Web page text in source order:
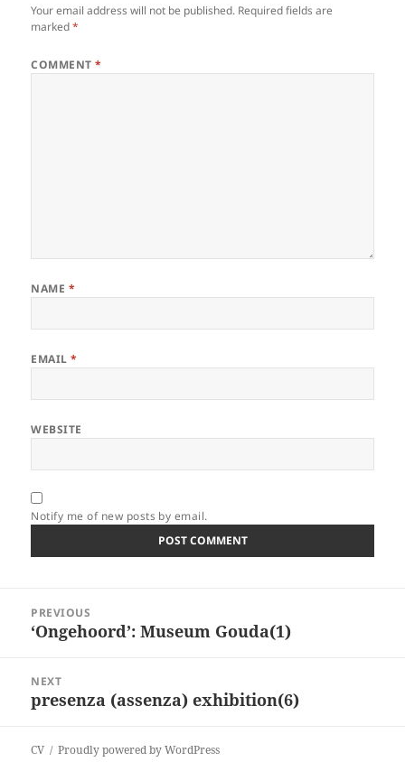
Your email address will not be published. Required fields are
marked*
COMMENT*
NAME *
EMAIL*
WEBSITE
Notify me of new posts by email.
navigation
PREVIOUS
Previous
‘Ongehoord’: Museum Gouda(1)
NEXT
Next
presenza (assenza) exhibition(6)
CV Proudly powered by WordPress